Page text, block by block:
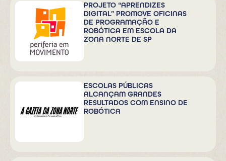
PROJETO “APRENDIZES
DIGITAL” PROMOVE OFICINAS
DE PROGRAMAÇÃO E
ROBÓTICA EM ESCOLA DA
ZONA NORTE DE SP
ESCOLAS PÚBLICAS
ALCANÇAM GRANDES
RESULTADOS COM ENSINO DE
ROBÓTICA